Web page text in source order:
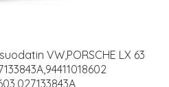
VW,PORSCHE LX 63